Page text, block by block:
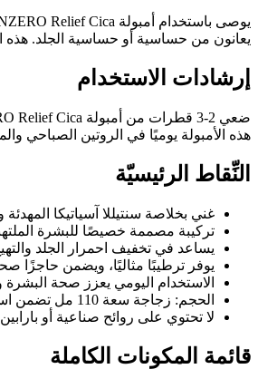
يعانون من حساسية أو حساسية الجلد. هذه
إرشادات الاستخدام
هذه الأمبولة يوميًا في الروتين الصباحي
النِّقاط الرئيسيّة
غني بخلاصة سنتيللا آسياتيكا
تركيبة مصممة خصيصًا للبشرة
يساعد في تخفيف احمرار الجلد
يوفر ترطيبًا مثاليًا، ويضمن حاجزًا
الاستخدام اليومي يعزز صحة البشرة
الحجم: زجاجة سعة 110 مل تضمن استخدامًا طويل الأمد.
لا تحتوي على روائح صناعية أو
قائمة المكونات الكاملة